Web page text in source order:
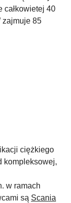
całkowietej 40
zajmuje 85
ciężkiego
kompleksowej,
w ramach
są Scania